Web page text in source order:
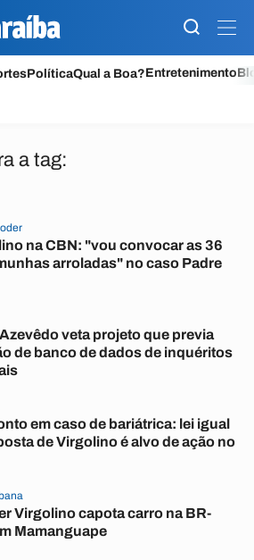
PolíticaQual a Boa?Entretenimento
a tag:
na CBN: "vou convocar as 36
arroladas" no caso Padre
veta projeto que previa
de banco de dados de inquéritos
em caso de bariátrica: lei igual
de Virgolino é alvo de ação no
Virgolino capota carro na BR-
Mamanguape